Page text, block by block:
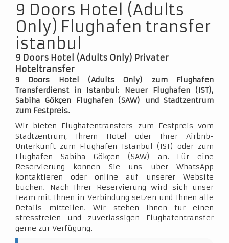
9 Doors Hotel (Adults
Only) Flughafen transfer
istanbul
9 Doors Hotel (Adults Only) Privater
Hoteltransfer
9 Doors Hotel (Adults Only) zum Flughafen
Transferdienst in Istanbul: Neuer Flughafen (IST),
Sabiha Gökçen Flughafen (SAW) und Stadtzentrum
zum Festpreis.
Wir bieten Flughafentransfers zum Festpreis vom
Stadtzentrum, Ihrem Hotel oder Ihrer Airbnb-
Unterkunft zum Flughafen Istanbul (IST) oder zum
Flughafen Sabiha Gökçen (SAW) an. Für eine
Reservierung können Sie uns über WhatsApp
kontaktieren oder online auf unserer Website
buchen. Nach Ihrer Reservierung wird sich unser
Team mit Ihnen in Verbindung setzen und Ihnen alle
Details mitteilen. Wir stehen Ihnen für einen
stressfreien und zuverlässigen Flughafentransfer
gerne zur Verfügung.